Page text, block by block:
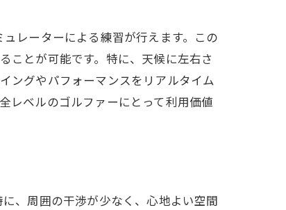
レーターによる練習が行えます。この
ことが可能です。特に、天候に左右さ
ングやパフォーマンスをリアルタイム
レベルのゴルファーにとって利用価値
、周囲の干渉が少なく、心地よい空間